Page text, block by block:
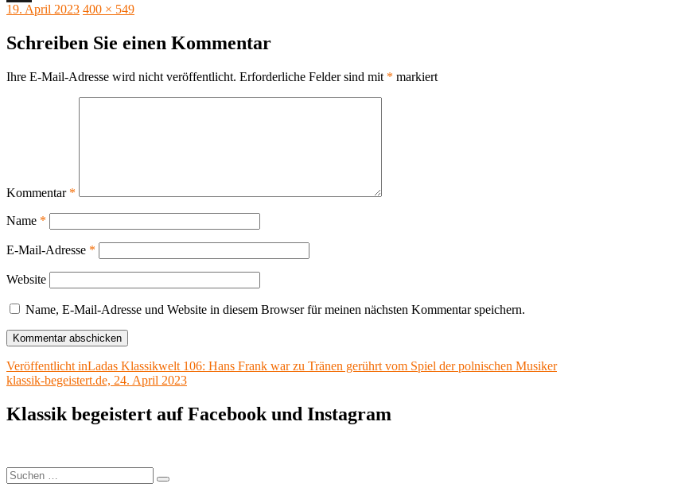
X
Veröffentlicht
19. April 2023 Originalgröße
400 × 549
Schreiben Sie einen Kommentar
Ihre E-Mail-Adresse wird nicht veröffentlicht. Erforderliche Felder sind mit * markiert
Kommentar *
Name *
E-Mail-Adresse *
Website
Name, E-Mail-Adresse und Website in diesem Browser für meinen nächsten Kommentar speichern.
Beitragsnavigation
Veröffentlicht inLadas Klassikwelt 106: Hans Frank war zu Tränen gerührt vom Spiel der polnischen Musiker
klassik-begeistert.de, 24. April 2023
Klassik begeistert auf Facebook und Instagram
Suchen
nach:
Suchen